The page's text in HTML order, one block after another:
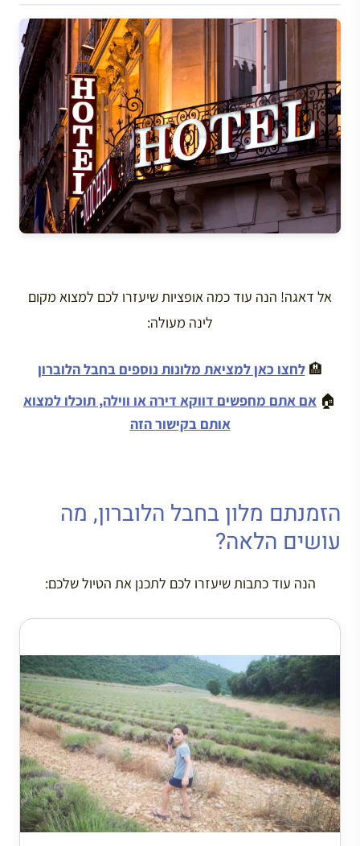
אל דאגה! הנה עוד כמה אופציות שיעזרו לכם למצוא מקום
לינה מעולה:
🏨לחצו כאן למציאת מלונות נוספים בחבל הלוברון
🏠 אם אתם מחפשים דווקא דירה או ווילה, תוכלו למצוא
אותם בקישור הזה
הזמנתם מלון בחבל הלוברון, מה
עושים הלאה?
הנה עוד כתבות שיעזרו לכם לתכנן את הטיול שלכם: